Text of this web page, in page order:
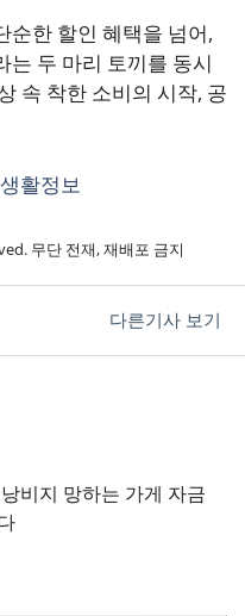
순한 할인 혜택을 넘어,
는 두 마리 토끼를 동시
속 착한 소비의 시작, 공
생활정보
무단 전재, 재배포 금지
다른기사 보기
비지 망하는 가게 자금